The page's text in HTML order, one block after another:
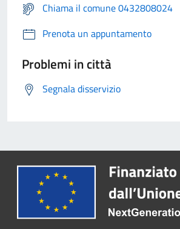
Chiama il comune 0432808024
Prenota un appuntamento
Problemi in città
Segnala disservizio